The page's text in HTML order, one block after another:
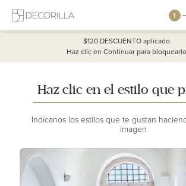
1
$120 DESCUENTOaplicado.
Haz clic en Continuar para
Haz clic en el estilo que
Indícanos los estilos que te gustan
imagen